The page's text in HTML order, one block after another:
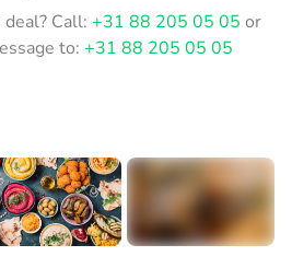
Call: +31 88 205 05 05 or
to: +31 88 205 05 05